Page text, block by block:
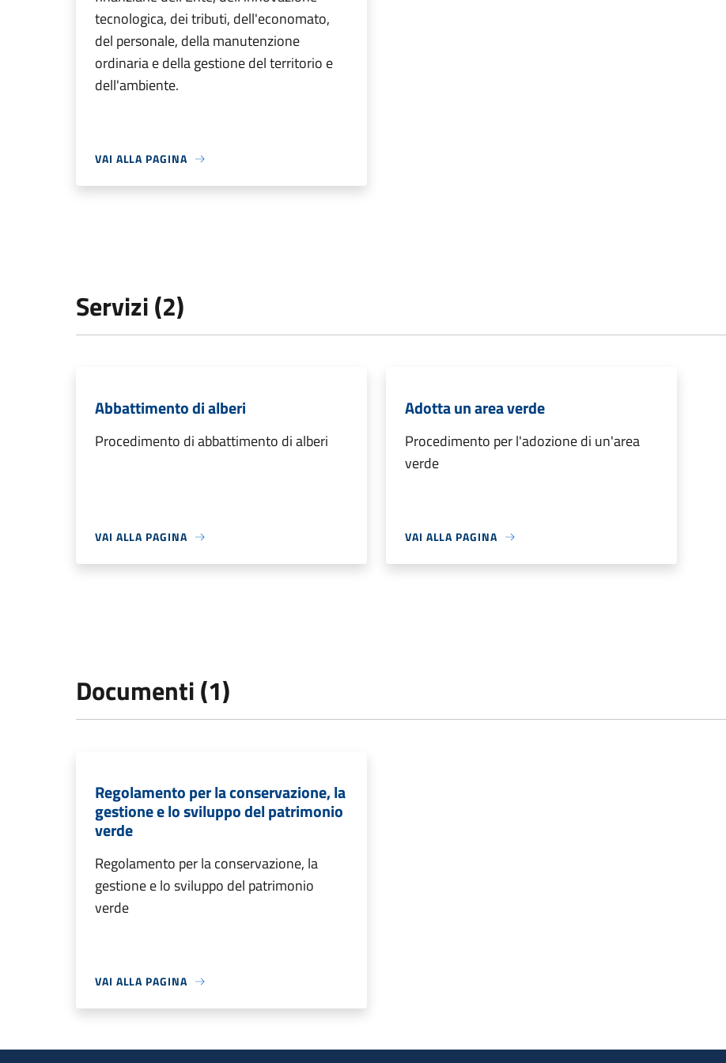
tecnologica, dei tributi, dell'economato,
del personale, della manutenzione
ordinaria e della gestione del territorio e
dell'ambiente.
VAI ALLA PAGINA
Servizi (2)
Abbattimento di alberi
Procedimento di abbattimento di alberi
VAI ALLA PAGINA
Adotta un area verde
Procedimento per l'adozione di un'area
verde
VAI ALLA PAGINA
Documenti (1)
Regolamento per la conservazione, la
gestione e lo sviluppo del patrimonio
verde
Regolamento per la conservazione, la
gestione e lo sviluppo del patrimonio
verde
VAI ALLA PAGINA